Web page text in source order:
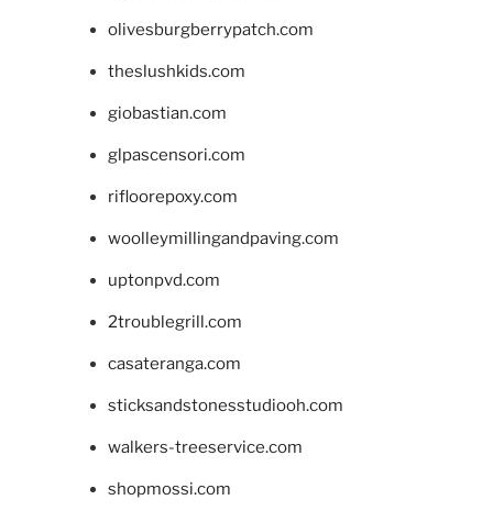
olivesburgberrypatch.com
theslushkids.com
giobastian.com
glpascensori.com
rifloorepoxy.com
woolleymillingandpaving.com
uptonpvd.com
2troublegrill.com
casateranga.com
sticksandstonesstudiooh.com
walkers-treeservice.com
shopmossi.com